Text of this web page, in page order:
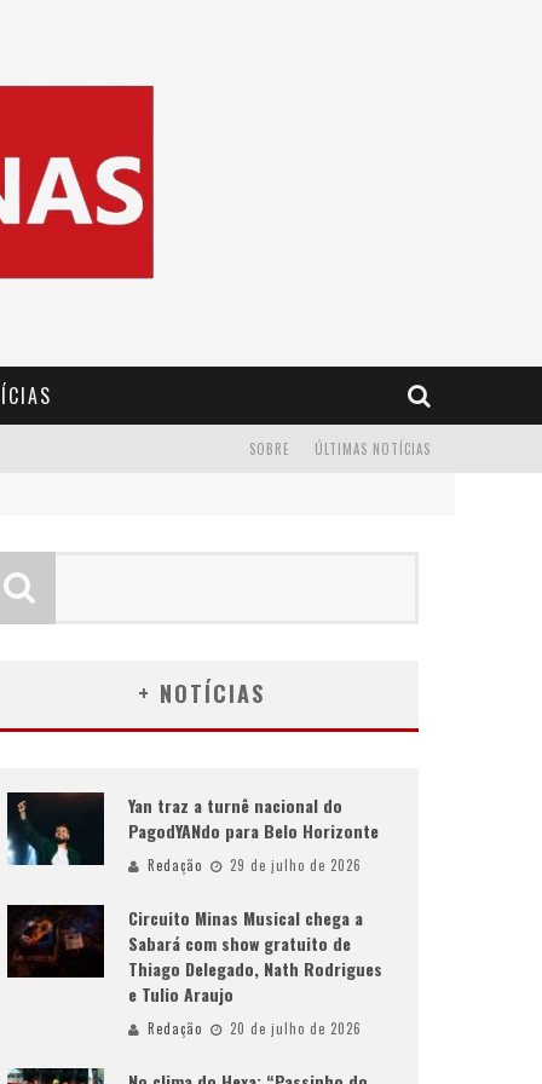
ÚLTIMAS NOTÍCIAS
SOBRE
+ NOTÍCIAS
Yan traz a turnê nacional do
PagodYANdo para Belo Horizonte
Redação 29 de julho de 2026
Circuito Minas Musical chega a
Sabará com show gratuito de
Thiago Delegado, Nath Rodrigues
e Tulio Araujo
Redação 20 de julho de 2026